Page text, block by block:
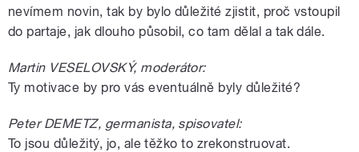
nevímem novin, tak by bylo důležité zjistit, proč vstoupil
do partaje, jak dlouho působil, co tam dělal a tak dále.
Martin VESELOVSKÝ, moderátor:
Ty motivace by pro vás eventuálně byly důležité?
Peter DEMETZ, germanista, spisovatel:
To jsou důležitý, jo, ale těžko to zrekonstruovat.